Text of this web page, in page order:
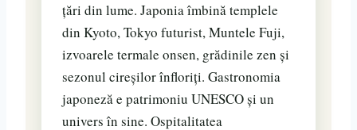
țări din lume. Japonia îmbină templele
din Kyoto, Tokyo futurist, Muntele Fuji,
izvoarele termale onsen, grădinile zen și
sezonul cireșilor înfloriți. Gastronomia
japoneză e patrimoniu UNESCO și un
univers în sine. Ospitalitatea